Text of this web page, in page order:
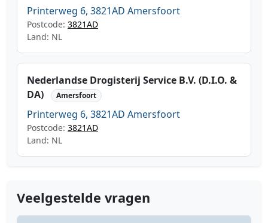
Printerweg 6, 3821AD Amersfoort
Postcode: 3821AD
Land: NL
Nederlandse Drogisterij Service B.V. (D.I.O. &
DA)
Amersfoort
Printerweg 6, 3821AD Amersfoort
Postcode: 3821AD
Land: NL
Veelgestelde vragen